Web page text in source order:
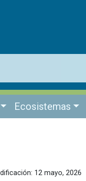
Ecosistemas
12 mayo, 2026